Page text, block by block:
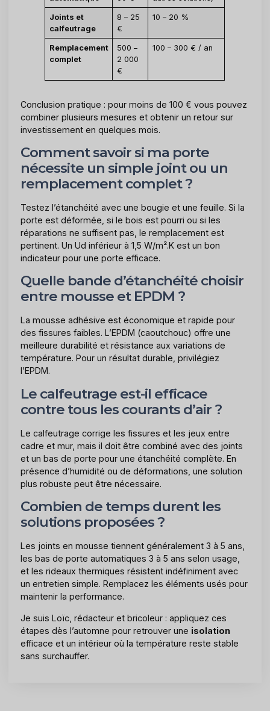
Joints et
calfeutrage
8 – 25
€
10 – 20 %
Remplacement
complet
500 –
2 000
€
100 – 300 € / an
Conclusion pratique : pour moins de 100 € vous pouvez
combiner plusieurs mesures et obtenir un retour sur
investissement en quelques mois.
Comment savoir si ma porte
nécessite un simple joint ou un
remplacement complet ?
Testez l’étanchéité avec une bougie et une feuille. Si la
porte est déformée, si le bois est pourri ou si les
réparations ne suffisent pas, le remplacement est
pertinent. Un Ud inférieur à 1,5 W/m².K est un bon
indicateur pour une porte efficace.
Quelle bande d’étanchéité choisir
entre mousse et EPDM ?
La mousse adhésive est économique et rapide pour
des fissures faibles. L’EPDM (caoutchouc) offre une
meilleure durabilité et résistance aux variations de
température. Pour un résultat durable, privilégiez
l’EPDM.
Le calfeutrage est-il efficace
contre tous les courants d’air ?
Le calfeutrage corrige les fissures et les jeux entre
cadre et mur, mais il doit être combiné avec des joints
et un bas de porte pour une étanchéité complète. En
présence d’humidité ou de déformations, une solution
plus robuste peut être nécessaire.
Combien de temps durent les
solutions proposées ?
Les joints en mousse tiennent généralement 3 à 5 ans,
les bas de porte automatiques 3 à 5 ans selon usage,
et les rideaux thermiques résistent indéfiniment avec
un entretien simple. Remplacez les éléments usés pour
maintenir la performance.
Je suis Loïc, rédacteur et bricoleur : appliquez ces
étapes dès l’automne pour retrouver une isolation
efficace et un intérieur où la température reste stable
sans surchauffer.